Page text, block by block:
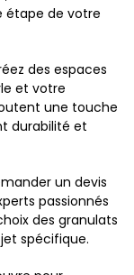
étape de votre
des espaces
et votre
une touche
durabilité et
un devis
passionnés
des granulats
spécifique.